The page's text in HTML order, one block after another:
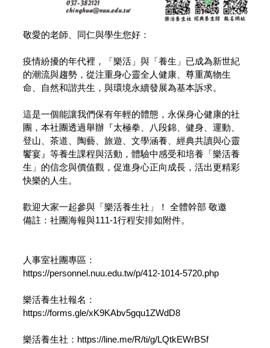
敬愛的老師、同仁與學生您好：
疫情紛擾的年代裡，「樂活」與「養生」已成為新世紀
的潮流與趨勢，從注重身心靈全人健康、尊重萬物生
命、自然和諧共生，與環境永續發展為基本訴求。
這是一個能讓我們保有年輕的體態，永保身心健康的社
團，本社團透過舉辦『太極拳、八段錦、健身、運動、
登山、茶道、陶藝、旅遊、文學涵養、經典共讀與心靈
饗宴』等養生課程與活動，體驗中感受和培養「樂活養
生」的信念與價值觀，促進身心正向成長，活出更精彩
快樂的人生。
歡迎大家一起參與「樂活養生社」！ 全體幹部 敬邀
備註：社團海報與111-1行程安排如附件。
人事室社團專區：
https://personnel.nuu.edu.tw/p/412-1014-5720.php
樂活養生社報名：
https://forms.gle/xK9KAbv5gqu1ZWdD8
樂活養生社：https://line.me/R/ti/g/LQtkEWrBSf